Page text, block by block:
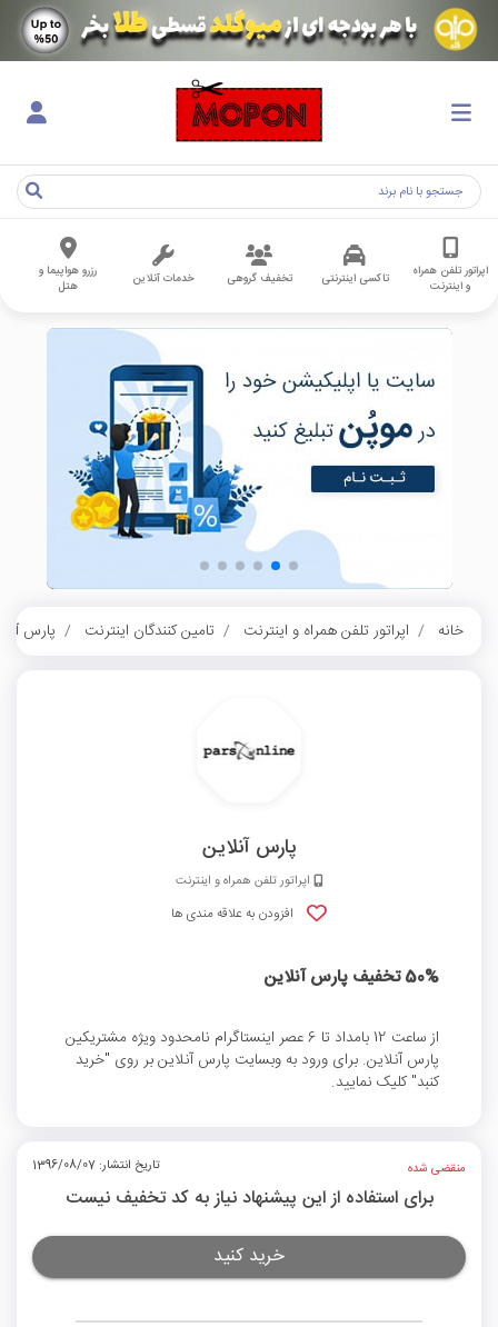
اپراتور تلفن همراه
و اینترنت
تاکسی اینترنتی تخفیف گروهی خدمات آنلاین
رزرو هواپیما و
هتل
خانه اپراتور تلفن همراه و اینترنت تامین کنندگان اینترنت پارس
پارس آنلاین
اپراتور تلفن همراه و اینترنت
افزودن به علاقه مندی ها
50% تخفیف پارس آنلاین
از ساعت 12 بامداد تا 6 عصر اينستاگرام نامحدود ویژه مشتریکین
پارس آنلاین. برای ورود به وبسایت پارس آنلاین بر روی "خرید
کنبد" کلیک نمایید.
منقضی شده تاریخ انتشار: 1396/08/07
برای استفاده از این پیشنهاد نیاز به کد تخفیف نیست
خرید کنید